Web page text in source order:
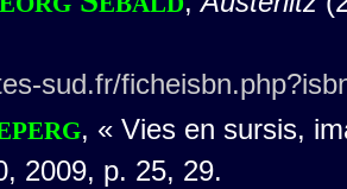
sud.fr/
, « Vies en sursis,
2009, p. 25, 29.